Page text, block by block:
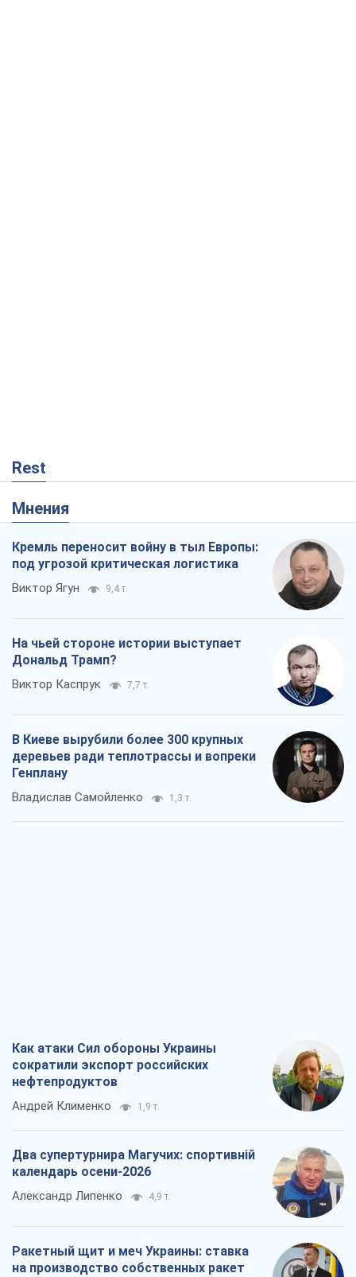
Rest
Мнения
Кремль переносит войну в тыл Европы:
под угрозой критическая логистика
Виктор Ягун 9,4 т.
На чьей стороне истории выступает
Дональд Трамп?
Виктор Каспрук 7,7 т.
В Киеве вырубили более 300 крупных
деревьев ради теплотрассы и вопреки
Генплану
Владислав Самойленко 1,3 т.
Как атаки Сил обороны Украины
сократили экспорт российских
нефтепродуктов
Андрей Клименко 1,9 т.
Два супертурнира Магучих: спортивній
календарь осени-2026
Александр Липенко 4,9 т.
Ракетный щит и меч Украины: ставка
на производство собственных ракет